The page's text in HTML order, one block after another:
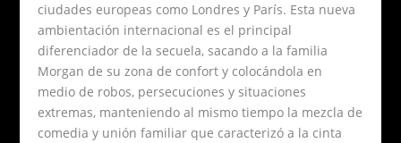
ciudades europeas como Londres y París. Esta nueva
ambientación internacional es el principal
diferenciador de la secuela, sacando a la familia
Morgan de su zona de confort y colocándola en
medio de robos, persecuciones y situaciones
extremas, manteniendo al mismo tiempo la mezcla de
comedia y unión familiar que caracterizó a la cinta